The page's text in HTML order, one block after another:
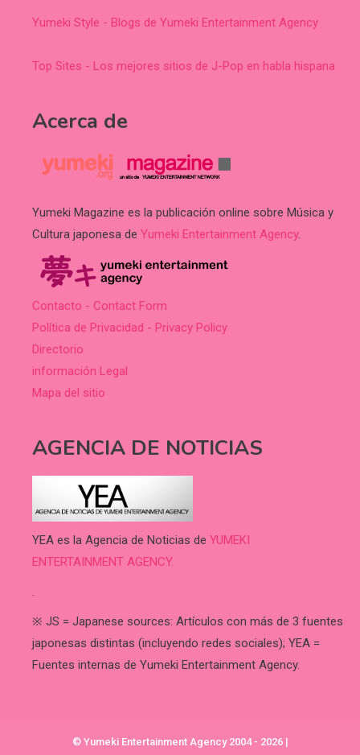
Yumeki Style - Blogs de Yumeki Entertainment Agency
Top Sites - Los mejores sitios de J-Pop en habla hispana
Acerca de
Yumeki Magazine es la publicación online sobre Música y
Cultura japonesa de Yumeki Entertainment Agency.
Contacto - Contact Form
Política de Privacidad - Privacy Policy
Directorio
información Legal
Mapa del sitio
AGENCIA DE NOTICIAS
YEA es la Agencia de Noticias de YUMEKI
ENTERTAINMENT AGENCY.
.
※ JS = Japanese sources: Artículos con más de 3 fuentes
japonesas distintas (incluyendo redes sociales); YEA =
Fuentes internas de Yumeki Entertainment Agency.
© Yumeki Entertainment Agency 2004 - 2026 |